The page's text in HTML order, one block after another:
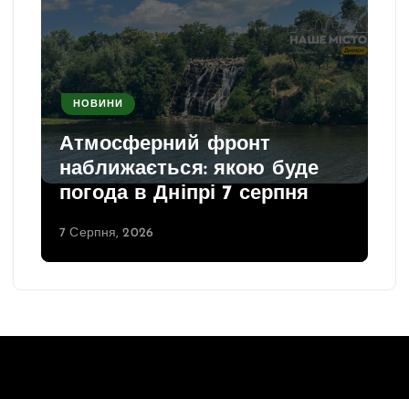
НОВИНИ
Атмосферний фронт
наближається: якою буде
погода в Дніпрі 7 серпня
7 Серпня, 2026